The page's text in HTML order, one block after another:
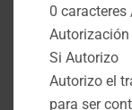
Preguntas
Quindio
Turismo Eje
0
Si Autorizo
Autorizo el
para ser